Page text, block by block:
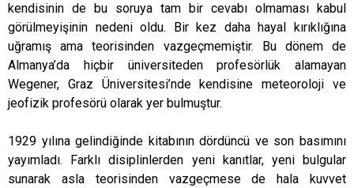
kendisinin de bu soruya tam bir cevabı olmaması kabul
görülmeyişinin nedeni oldu. Bir kez daha hayal kırıklığına
uğramış ama teorisinden vazgeçmemiştir. Bu dönem de
Almanya’da hiçbir üniversiteden profesörlük alamayan
Wegener, Graz Üniversitesi’nde kendisine meteoroloji ve
jeofizik profesörü olarak yer bulmuştur.
1929 yılına gelindiğinde kitabının dördüncü ve son basımını
yayımladı. Farklı disiplinlerden yeni kanıtlar, yeni bulgular
sunarak asla teorisinden vazgeçmese de hala kuvvet